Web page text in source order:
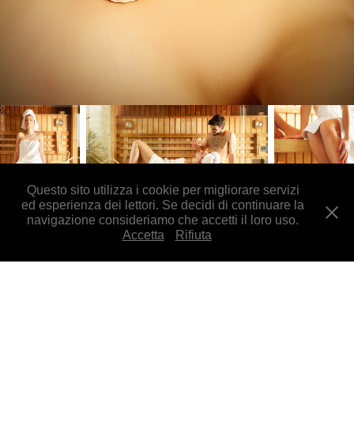
Questo sito utilizza i cookie per migliorare servizi
ed esperienza dei lettori. Se decidi di continuare la
navigazione consideriamo che accetti il loro uso.
Accetta
Rifiuta